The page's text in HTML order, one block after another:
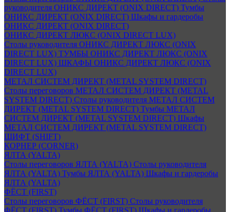
руководителя ОНИКС ДИРЕКТ (ONIX DIRECT) Тумбы
ОНИКС ДИРЕКТ (ONIX DIRECT) Шкафы и гардеробы
ОНИКС ДИРЕКТ (ONIX DIRECT)
ОНИКС ДИРЕКТ ЛЮКС (ONIX DIRECT LUX)
Столы руководителя ОНИКС ДИРЕКТ ЛЮКС (ONIX
DIRECT LUX) ТУМБЫ ОНИКС ДИРЕКТ ЛЮКС (ONIX
DIRECT LUX) ШКАФЫ ОНИКС ДИРЕКТ ЛЮКС (ONIX
DIRECT LUX)
МЕТАЛ СИСТЕМ ДИРЕКТ (METAL SYSTEM DIRECT)
Столы переговоров МЕТАЛ СИСТЕМ ДИРЕКТ (METAL
SYSTEM DIRECT) Столы руководителя МЕТАЛ СИСТЕМ
ДИРЕКТ (METAL SYSTEM DIRECT) Тумбы МЕТАЛ
СИСТЕМ ДИРЕКТ (METAL SYSTEM DIRECT) Шкафы
МЕТАЛ СИСТЕМ ДИРЕКТ (METAL SYSTEM DIRECT)
ШИФТ (SHIFT)
КОРНЕР (CORNER)
ЯЛТА (YALTA)
Столы переговоров ЯЛТА (YALTA) Столы руководителя
ЯЛТА (YALTA) Тумбы ЯЛТА (YALTA) Шкафы и гардеробы
ЯЛТА (YALTA)
ФЁСТ (FIRST)
Столы переговоров ФЁСТ (FIRST) Столы руководителя